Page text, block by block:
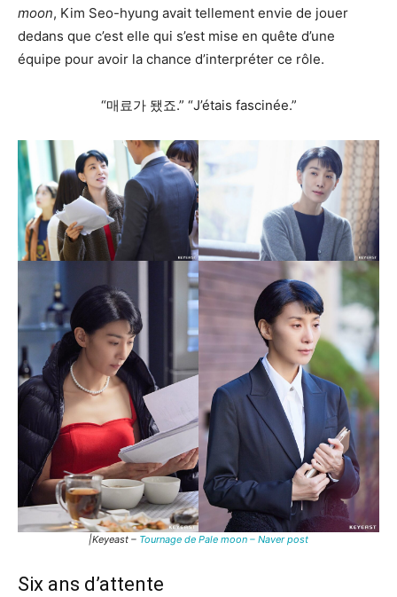
moon, Kim Seo-hyung avait tellement envie de jouer
dedans que c’est elle qui s’est mise en quête d’une
équipe pour avoir la chance d’interpréter ce rôle.
“매료가 됐죠.” “J’étais fascinée.”
|Keyeast – Tournage de Pale moon – Naver post
Six ans d’attente